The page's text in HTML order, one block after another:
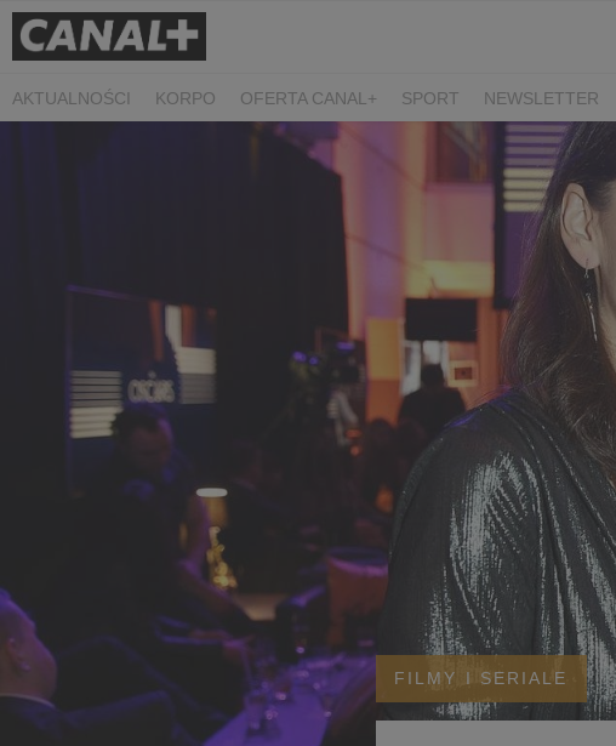
AKTUALNOŚCI KORPO OFERTA CANAL+ SPORT NEWSLETTER
PROSTA SPRAWA ALGORYTM MIŁOŚCI
KRÓL DOKUMENT
FILMY I SERIALE